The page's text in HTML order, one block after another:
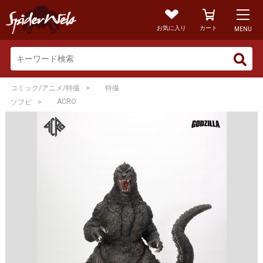
お気に入り カート MENU
コミック/アニメ/特撮
特撮
ソフビ
ACRO